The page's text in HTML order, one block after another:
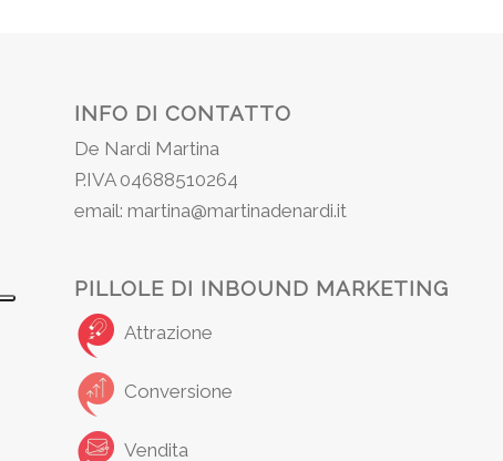
INFO DI CONTATTO
De Nardi Martina
P.IVA 04688510264
email: martina@martinadenardi.it
PILLOLE DI INBOUND MARKETING
Attrazione
Conversione
Vendita